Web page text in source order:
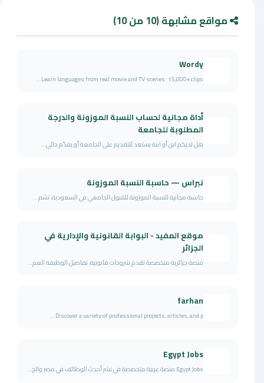
مواقع مشابهة (10 من 10)
Wordy
Learn languages from real movie and TV scenes: 15,000+ clips...
أداة مجانية لحساب النسبة الموزونة والدرجة
المطلوبة للجامعة
هل لديكم ابن أو ابنة يستعد للتقديم على الجامعة أو يقدّم حالي...
نبراس — حاسبة النسبة الموزونة
حاسبة مجانية للنسبة الموزونة للقبول الجامعي في السعودية، تشم...
موقع المفيد - البوابة القانونية والإدارية في
الجزائر
منصة جزائرية متخصصة تقدم شروحات قانونية، تفاصيل الوظيفة العم...
farhan
Discover a variety of professional projects, articles, and p...
Egypt Jobs
Egypt Jobs منصة عربية متخصصة في نشر أحدث الوظائف في مصر والخ...